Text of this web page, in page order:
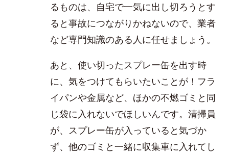
るものは、自宅で一気に出し切ろうとす
ると事故につながりかねないので、業者
など専門知識のある人に任せましょう。
あと、使い切ったスプレー缶を出す時
に、気をつけてもらいたいことが！フラ
イパンや金属など、ほかの不燃ゴミと同
じ袋に入れないでほしいんです。清掃員
が、スプレー缶が入っていると気づか
ず、他のゴミと一緒に収集車に入れてし